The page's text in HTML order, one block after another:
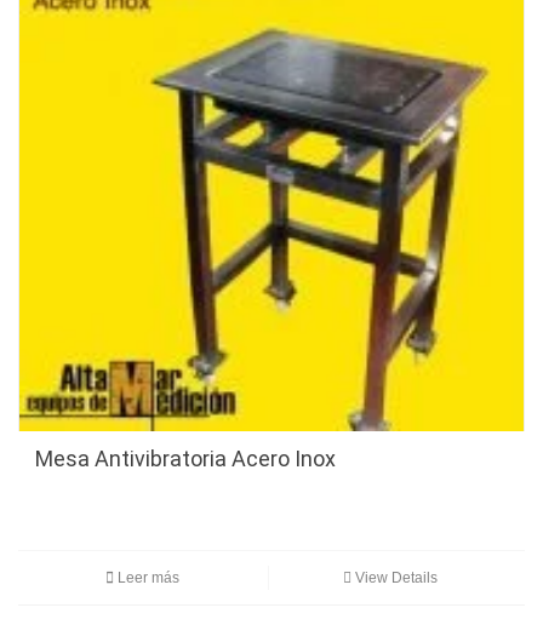
Mesa Antivibratoria Acero Inox
Leer más View Details